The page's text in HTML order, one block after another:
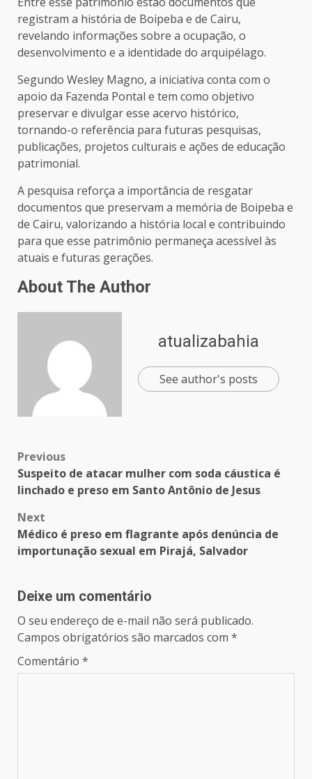
registram a história de Boipeba e de Cairu,
revelando informações sobre a ocupação, o
desenvolvimento e a identidade do arquipélago.
Segundo Wesley Magno, a iniciativa conta com o
apoio da Fazenda Pontal e tem como objetivo
preservar e divulgar esse acervo histórico,
tornando-o referência para futuras pesquisas,
publicações, projetos culturais e ações de educação
patrimonial.
A pesquisa reforça a importância de resgatar
documentos que preservam a memória de Boipeba e
de Cairu, valorizando a história local e contribuindo
para que esse patrimônio permaneça acessível às
atuais e futuras gerações.
About The Author
atualizabahia
See author's posts
Previous
Suspeito de atacar mulher com soda cáustica é
linchado e preso em Santo Antônio de Jesus
Next
Médico é preso em flagrante após denúncia de
importunação sexual em Pirajá, Salvador
Deixe um comentário
O seu endereço de e-mail não será publicado.
Campos obrigatórios são marcados com *
Comentário *